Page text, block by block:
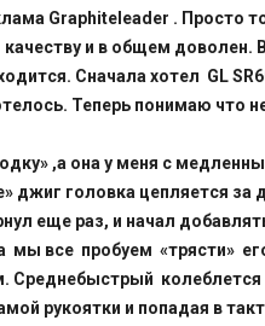
Graphiteleader . Просто
и в общем доволен.
Сначала хотел GL
Теперь понимаю что
,а она у меня с
джиг головка цепляется
еще раз, и начал
мы все пробуем «трясти»
Среднебыстрый колеблется
рукоятки и попадая в